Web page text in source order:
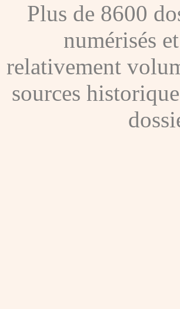
Plus de 8600
numérisés
relativement
sources